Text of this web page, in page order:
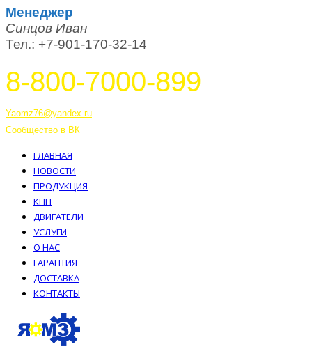
Менеджер
Синцов Иван
Тел.: +7-901-170-32-14
8-800-7000-899
Yaomz76@yandex.ru
Сообщество в ВК
ГЛАВНАЯ
НОВОСТИ
ПРОДУКЦИЯ
КПП
ДВИГАТЕЛИ
УСЛУГИ
О НАС
ГАРАНТИЯ
ДОСТАВКА
КОНТАКТЫ